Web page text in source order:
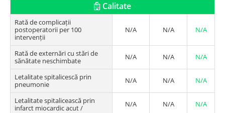
Calitate
Rată de complicații
postoperatorii per 100
intervenții
N/A N/A N/A
Rată de externări cu stări de
sănătate neschimbate
N/A N/A N/A
Letalitate spitalicescă prin
pneumonie
N/A N/A N/A
Letalitate spitalicească prin
infarct miocardic acut /
N/A N/A N/A